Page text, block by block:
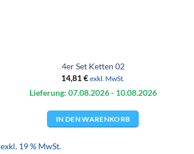
4er Set Ketten 02
14,81€ exkl. MwSt.
Lieferung: 07.08.2026- 10.08.2026
IN DEN WARENKORB
exkl. 19 % MwSt.